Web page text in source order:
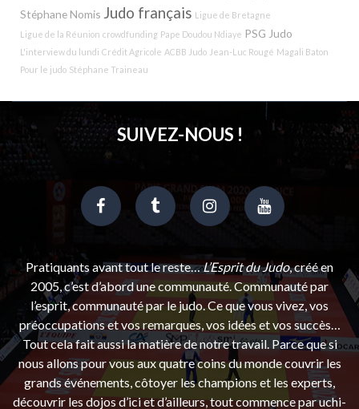
Stéphane Nomis Judo français Ligue de Bretagne
Ligue de la Réunion crowdfunding Pape Doudou Ndiaye PSG Judo
L'interview du lundi Crédit Agricole ACBB Judo Jean-Luc Rougé Magali Baton
Pour le judo Stéphane Traineau
SUIVEZ-NOUS !
Pratiquants avant tout le reste…L’Esprit du Judo, créé en
2005, c’est d’abord une communauté. Communauté par
l’esprit, communauté par le judo. Ce que vous vivez, vos
préoccupations et vos remarques, vos idées et vos succès…
Tout cela fait aussi la matière de notre travail. Parce que si
nous allons pour vous aux quatre coins du monde couvrir les
grands événements, côtoyer les champions et les experts,
découvrir les dojos d’ici et d’ailleurs, tout commence par uchi-